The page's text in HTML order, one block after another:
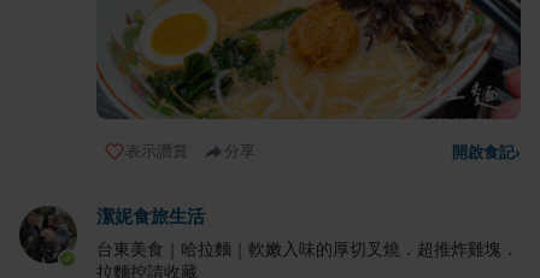
表示讚賞 分享 開啟食記›
潔妮食旅生活
台東美食｜哈拉麵｜軟嫩入味的厚切叉燒．超推炸雞塊．
拉麵控請收藏